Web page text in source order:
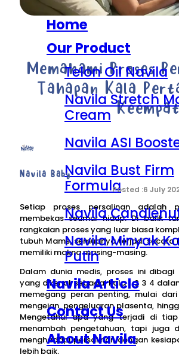
Home
Our Product
Telon Oil Navila
Navila Stretch
Cream
Navila ASI
Navila Bust Firm
Formula
Navila
Navila Minyak
Putih
Navila Article
Contact Us
About Navila
Memahami Proses
Tahapan Kala
Navila Baby
6 July
Setiap proses persalinan adalah
membekas seumur hidup. Di balik
rangkaian proses yang luar biasa
tubuh Mams, semuanya terjadi secara
memiliki makna masing-masing.
Dalam dunia medis, proses ini
yang dikenal sebagai kala 1 2 3 4
memegang peran penting, mulai
mengejan, pengeluaran plasenta,
Mengetahui apa yang terjadi di
menambah pengetahuan, tapi juga
menghadapi persalinan dengan
lebih baik.